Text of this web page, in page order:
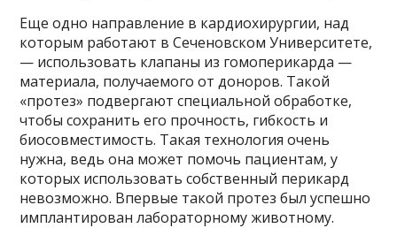
Еще одно направление в кардиохирургии, над
которым работают в Сеченовском Университете,
— использовать клапаны из гомоперикарда —
материала, получаемого от доноров. Такой
«протез» подвергают специальной обработке,
чтобы сохранить его прочность, гибкость и
биосовместимость. Такая технология очень
нужна, ведь она может помочь пациентам, у
которых использовать собственный перикард
невозможно. Впервые такой протез был успешно
имплантирован лабораторному животному.